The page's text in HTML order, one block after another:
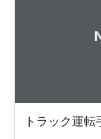
トラック運転